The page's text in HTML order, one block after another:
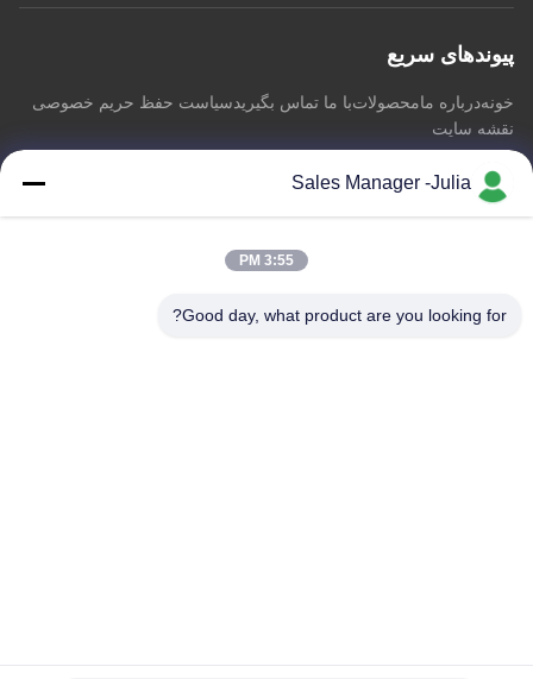
پیوندهای سریع
خونهدرباره مامحصولاتبا ما تماس بگیریدسیاست حفظ حریم خصوصی
نقشه سایت
با ما تماس بگیرید
شی یان ، منطقه BaoAn ، شنژن چین
Sales Manager -Julia
3:55 PM
Good day, what product are you looking for?